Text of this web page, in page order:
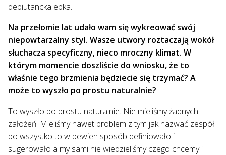
debiutancka epka.
Na przełomie lat udało wam się wykreować swój
niepowtarzalny styl. Wasze utwory roztaczają wokół
słuchacza specyficzny, nieco mroczny klimat. W
którym momencie doszliście do wniosku, że to
właśnie tego brzmienia będziecie się trzymać? A
może to wyszło po prostu naturalnie?
To wyszło po prostu naturalnie. Nie mieliśmy żadnych
założeń. Mieliśmy nawet problem z tym jak nazwać zespół
bo wszystko to w pewien sposób definiowało i
sugerowało a my sami nie wiedzieliśmy czego chcemy i